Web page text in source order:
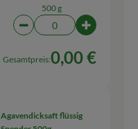
500 g
Artikelanzahl
Gesamtpreis:0,00 €
Agavendicksaft flüssig